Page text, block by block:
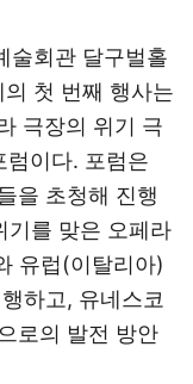
술회관 달구벌홀
첫 번째 행사는
극장의 위기 극
럼이다. 포럼은
을 초청해 진행
기를 맞은 오페라
유럽(이탈리아)
하고, 유네스코
로의 발전 방안